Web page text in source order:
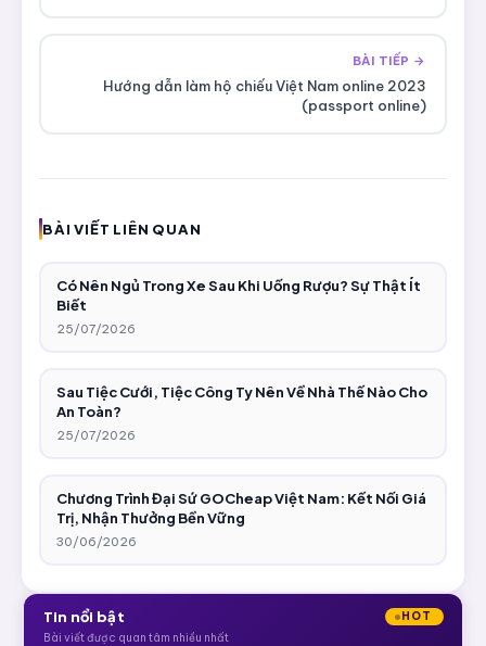
BÀI TIẾP →
Hướng dẫn làm hộ chiếu Việt Nam online 2023
(passport online)
BÀI VIẾT LIÊN QUAN
Có Nên Ngủ Trong Xe Sau Khi Uống Rượu? Sự Thật Ít
Biết
25/07/2026
Sau Tiệc Cưới, Tiệc Công Ty Nên Về Nhà Thế Nào Cho
An Toàn?
25/07/2026
Chương Trình Đại Sứ GOCheap Việt Nam: Kết Nối Giá
Trị, Nhận Thưởng Bền Vững
30/06/2026
Tin nổi bật
HOT
Bài viết được quan tâm nhiều nhất